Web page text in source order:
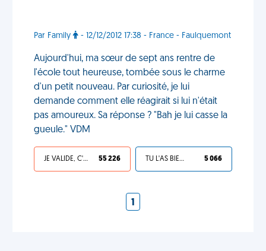
Par Family - 12/12/2012 17:38 - France - Faulquemont
Aujourd'hui, ma sœur de sept ans rentre de
l'école tout heureuse, tombée sous le charme
d'un petit nouveau. Par curiosité, je lui
demande comment elle réagirait si lui n'était
pas amoureux. Sa réponse ? "Bah je lui casse la
gueule." VDM
JE VALIDE, C'EST UNE VDM 55 226 TU L'AS BIEN MÉRITÉ 5 066
1